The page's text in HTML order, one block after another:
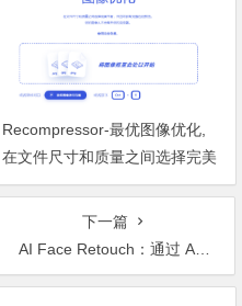
Recompressor-最优图像优化,
在文件尺寸和质量之间选择完美
平衡
下一篇
AI Face Retouch：通过 AI 自动修饰脸部，让自拍看起来更漂亮